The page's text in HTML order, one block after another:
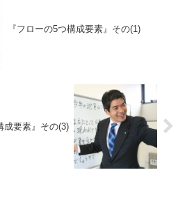
『フローの5つ構成要素』その(1)
成要素』その(3)